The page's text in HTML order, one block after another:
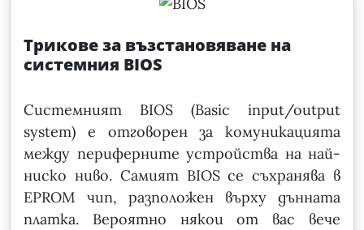
Трикове за възстановяване на
системния BIOS
Системният BIOS (Basic input/output
system) е отговорен за комуникацията
между периферните устройства на най-
ниско ниво. Самият BIOS се съхранява в
EPROM чип, разположен върху дънната
платка. Вероятно някои от вас вече